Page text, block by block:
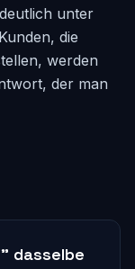
unter
die
werden
der man
dasselbe